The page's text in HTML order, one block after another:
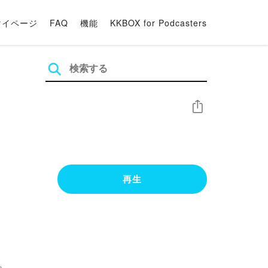
イページ FAQ 機能 KKBOX for Podcasters
シェア
再生